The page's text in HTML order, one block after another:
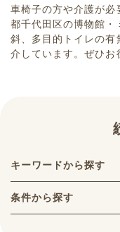
車椅子の方や介護が必
都千代田区の博物館・
斜、多目的トイレの有
介しています。ぜひお
キーワードから探す
条件から探す